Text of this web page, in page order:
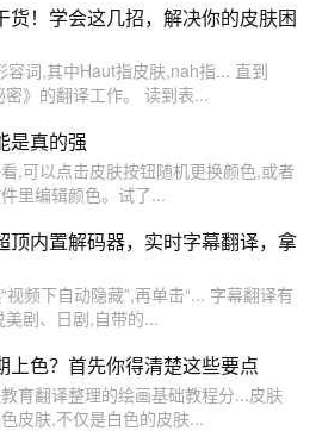
货！学会这几招，解决你的皮肤困
容词,其中Haut指皮肤,nah指... 直到
》的翻译工作。 读到表...
是真的强
,可以点击皮肤按钮随机更换颜色,或者
里编辑颜色。试了...
顶内置解码器，实时字幕翻译，拿
频下自动隐藏”,再单击“... 字幕翻译有
剧、日剧,自带的...
上色？首先你得清楚这些要点
育翻译整理的绘画基础教程分...皮肤
皮肤,不仅是白色的皮肤...